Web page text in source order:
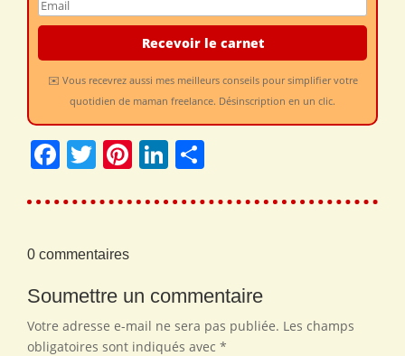
✉️ Vous recevrez aussi mes meilleurs conseils pour simplifier votre
quotidien de maman freelance. Désinscription en un clic.
Facebook
Twitter
Pinterest
LinkedIn
0 commentaires
Soumettre un commentaire
Votre adresse e-mail ne sera pas publiée. Les champs
obligatoires sont indiqués avec *